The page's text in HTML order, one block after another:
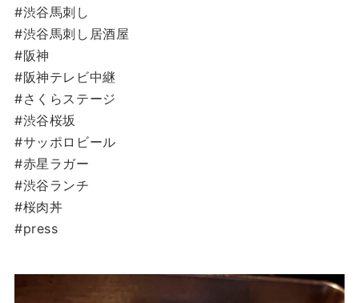
#渋谷馬刺し
#渋谷馬刺し居酒屋
#阪神
#阪神テレビ中継
#さくらステージ
#渋谷桜坂
#サッポロビール
#赤星ラガー
#渋谷ランチ
#桜肉丼
#press